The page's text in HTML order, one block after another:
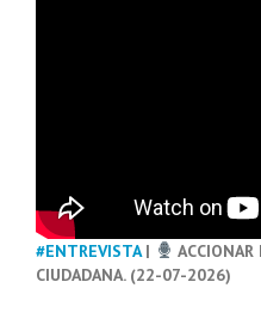
#ENTREVISTA|
CIUDADANA. (22-07-2026)